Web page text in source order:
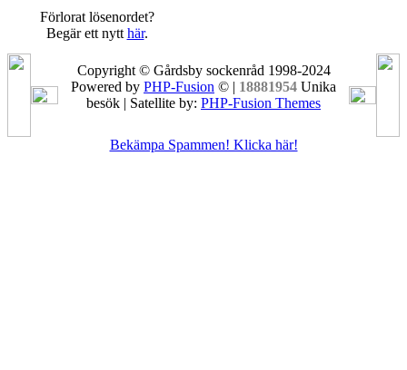
Förlorat lösenordet?
Begär ett nytt här.
Copyright © Gårdsby sockenråd 1998-2024
Powered by PHP-Fusion © | 18881954 Unika
besök | Satellite by: PHP-Fusion Themes
Bekämpa Spammen! Klicka här!